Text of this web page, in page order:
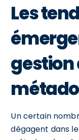
Les
gestion
Un certain
dégagent dans